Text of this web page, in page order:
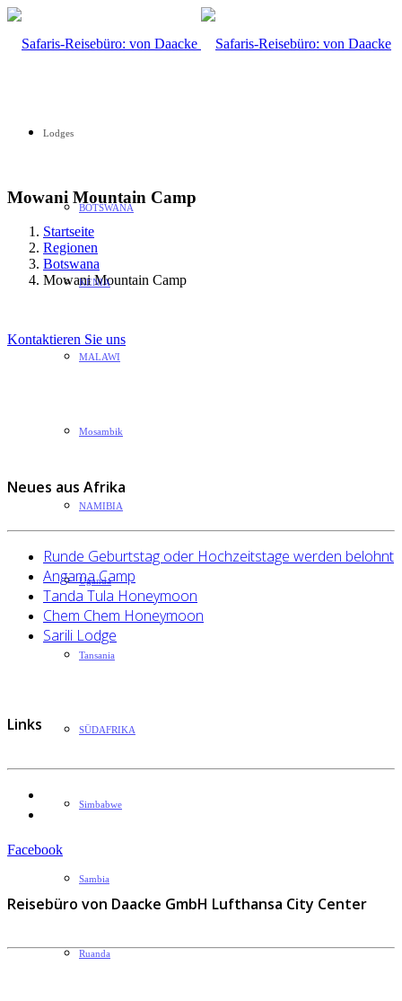
Lodges
BOTSWANA
KENIA
MALAWI
Mosambik
NAMIBIA
Uganda
Tansania
SÜDAFRIKA
Simbabwe
Sambia
Ruanda
Mowani Mountain Camp
Startseite
Regionen
Botswana
Mowani Mountain Camp
Kontaktieren Sie uns
Neues aus Afrika
Runde Geburtstag oder Hochzeitstage werden belohnt
Angama Camp
Tanda Tula Honeymoon
Chem Chem Honeymoon
Sarili Lodge
Links
Impressum
Facebook
Reisebüro von Daacke GmbH Lufthansa City Center